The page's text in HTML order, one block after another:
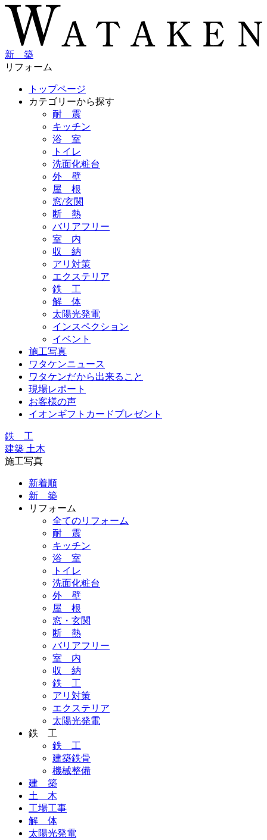
新 築
リフォーム
トップページ
カテゴリーから探す
耐 震
キッチン
浴 室
トイレ
洗面化粧台
外 壁
屋 根
窓/玄関
断 熱
バリアフリー
室 内
収 納
アリ対策
エクステリア
鉄 工
解 体
太陽光発電
インスペクション
イベント
施工写真
ワタケンニュース
ワタケンだから出来ること
現場レポート
お客様の声
イオンギフトカードプレゼント
鉄 工
建築 土木
施工写真
新着順
新 築
リフォーム
全てのリフォーム
耐 震
キッチン
浴 室
トイレ
洗面化粧台
外 壁
屋 根
窓・玄関
断 熱
バリアフリー
室 内
収 納
鉄 工
アリ対策
エクステリア
太陽光発電
鉄 工
鉄 工
建築鉄骨
機械整備
建 築
土 木
工場工事
解 体
太陽光発電